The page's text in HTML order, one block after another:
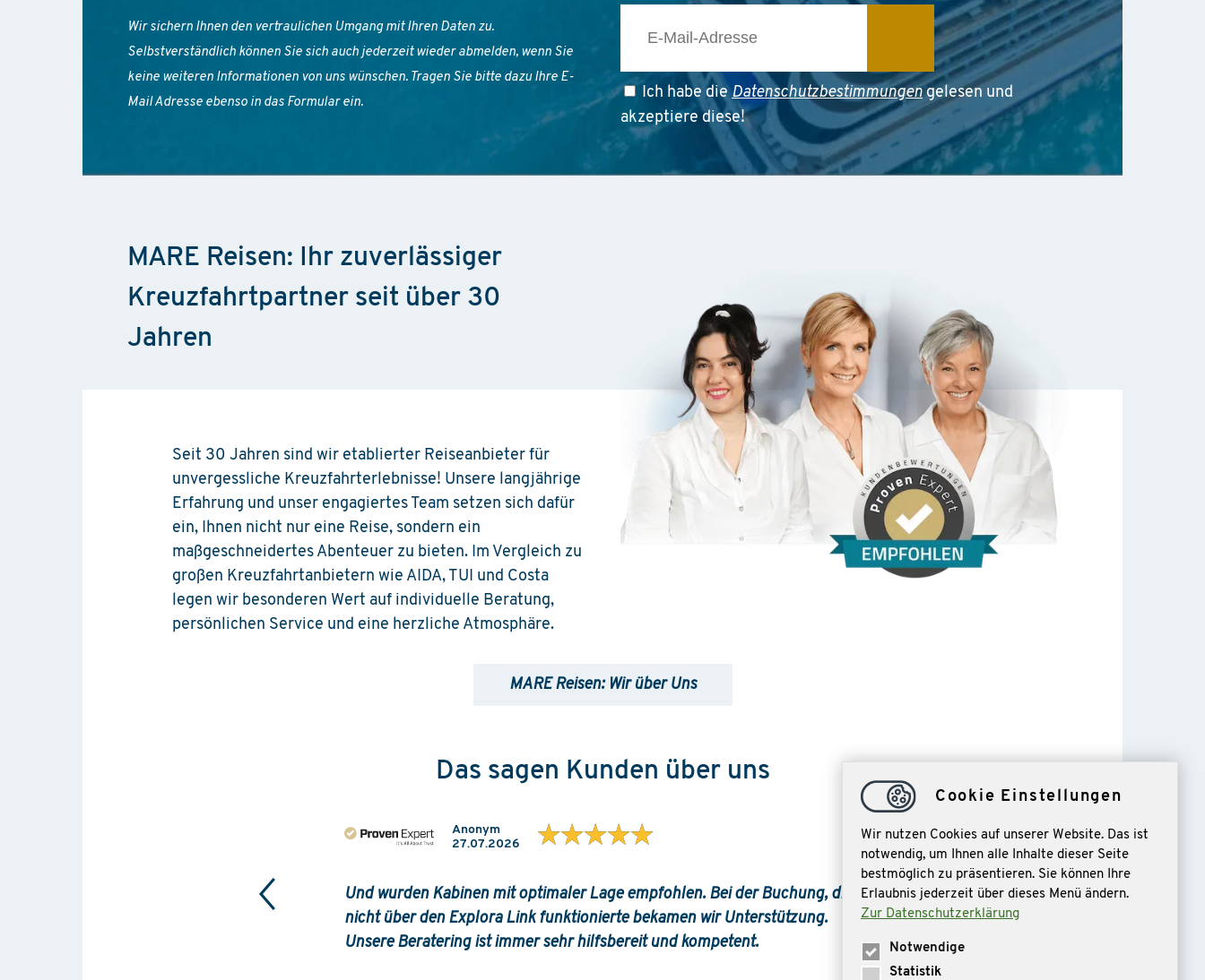
Wir sichern Ihnen den vertraulichen Umgang mit Ihren Daten zu.
Selbstverständlich können Sie sich auch jederzeit wieder abmelden, wenn Sie
keine weiteren Informationen von uns wünschen. Tragen Sie bitte dazu Ihre E-
Mail Adresse ebenso in das Formular ein.
Ich habe dieDatenschutzbestimmungengelesen und
akzeptiere diese!
MARE Reisen: Ihr zuverlässiger
Kreuzfahrtpartner seit über 30
Jahren
Seit 30 Jahren sind wir etablierter Reiseanbieter für
unvergessliche Kreuzfahrterlebnisse! Unsere langjährige
Erfahrung und unser engagiertes Team setzen sich dafür
ein, Ihnen nicht nur eine Reise, sondern ein
maßgeschneidertes Abenteuer zu bieten. Im Vergleich zu
großen Kreuzfahrtanbietern wie AIDA, TUI und Costa
legen wir besonderen Wert auf individuelle Beratung,
persönlichen Service und eine herzliche Atmosphäre.
MARE Reisen: Wir über Uns
Das sagen Kunden über uns
Anonym
27.07.2026
★★★★★
Und wurden Kabinen mit optimaler Lage empfohlen. Bei der Buchung, die
nicht über den Explora Link funktionierte bekamen wir Unterstützung.
Unsere Beratering ist immer sehr hilfsbereit und kompetent.
Cookie Einstellungen
Wir nutzen Cookies auf unserer Website. Das ist
notwendig, um Ihnen alle Inhalte dieser Seite
bestmöglich zu präsentieren. Sie können Ihre
Erlaubnis jederzeit über dieses Menü ändern.
Zur Datenschutzerklärung
Notwendige
Statistik